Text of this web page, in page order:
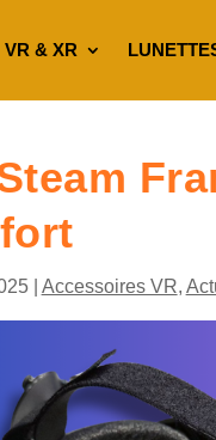
VR & XR
| Accessoires VR,